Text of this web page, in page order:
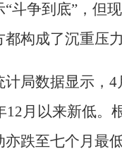
斗争到底”，但
构成了沉重压力
计局数据显示，4
12月以来新低。
亦跌至七个月最